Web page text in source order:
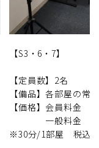
【S3・6・7】
【定員数】2名
【備品】各部屋の常
【価格】会員料
一般料金 ￥
※30分/1部屋 税込